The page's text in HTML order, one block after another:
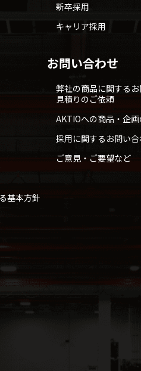
基本方針
新卒採用
キャリア採用
お問い合わせ
弊社の商品に関するお
見積りのご依頼
AKTIOへの商品・企
採用に関するお問い合
ご意見・ご要望など